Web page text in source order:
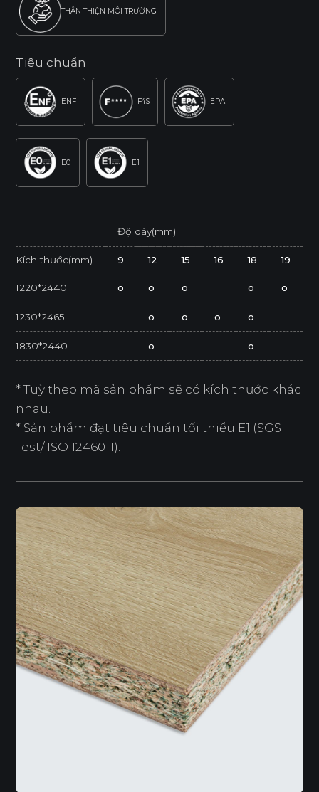
THÂN THIỆN MÔI TRƯỜNG
Tiêu chuẩn
ENF F4S EPA
E0 E1
Độ dày(mm)
Kích thước(mm) 9 12 15 16 18 19
1220*2440 o o o o o
1230*2465 o o o o
1830*2440 o o
* Tuỳ theo mã sản phẩm sẽ có kích thước khác
nhau.
* Sản phẩm đạt tiêu chuẩn tối thiểu E1 (SGS
Test/ ISO 12460-1).